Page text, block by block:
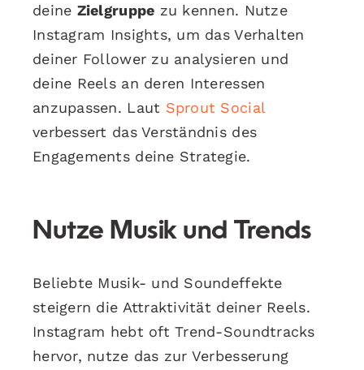
deine Zielgruppe zu kennen. Nutze
Instagram Insights, um das Verhalten
deiner Follower zu analysieren und
deine Reels an deren Interessen
anzupassen. Laut Sprout Social
verbessert das Verständnis des
Engagements deine Strategie.
Nutze Musik und Trends
Beliebte Musik- und Soundeffekte
steigern die Attraktivität deiner Reels.
Instagram hebt oft Trend-Soundtracks
hervor, nutze das zur Verbesserung